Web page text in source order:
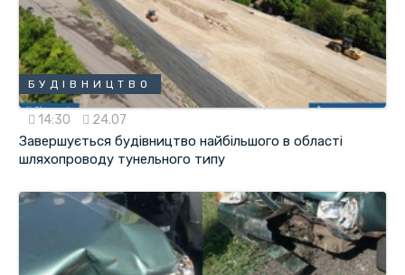
БУДІВНИЦТВО
14:30 24.07
Завершується будівництво найбільшого в області
шляхопроводу тунельного типу